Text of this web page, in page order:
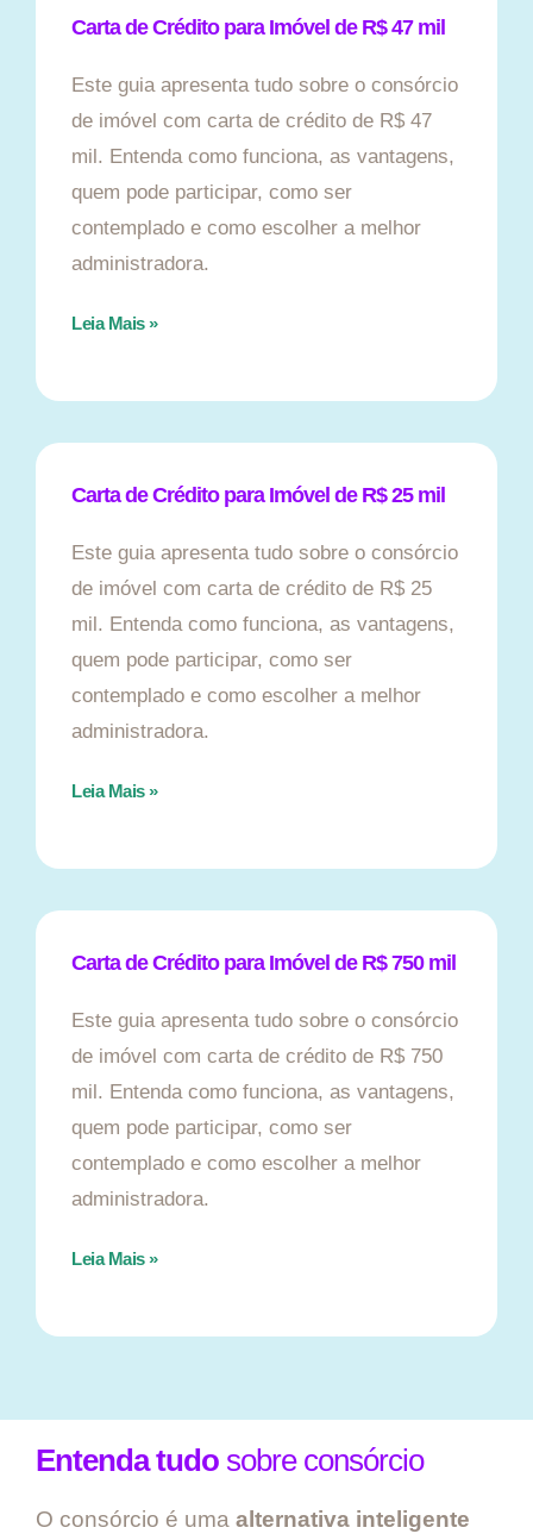
Carta de Crédito para Imóvel de R$ 47 mil
Este guia apresenta tudo sobre o consórcio
de imóvel com carta de crédito de R$ 47
mil. Entenda como funciona, as vantagens,
quem pode participar, como ser
contemplado e como escolher a melhor
administradora.
Leia Mais »
Carta de Crédito para Imóvel de R$ 25 mil
Este guia apresenta tudo sobre o consórcio
de imóvel com carta de crédito de R$ 25
mil. Entenda como funciona, as vantagens,
quem pode participar, como ser
contemplado e como escolher a melhor
administradora.
Leia Mais »
Carta de Crédito para Imóvel de R$ 750 mil
Este guia apresenta tudo sobre o consórcio
de imóvel com carta de crédito de R$ 750
mil. Entenda como funciona, as vantagens,
quem pode participar, como ser
contemplado e como escolher a melhor
administradora.
Leia Mais »
Entenda tudo sobre consórcio
O consórcio é uma alternativa inteligente